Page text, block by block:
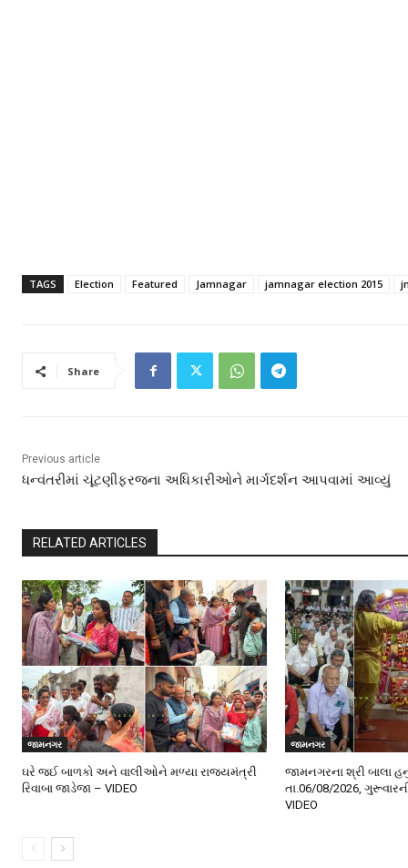
TAGS Election Featured Jamnagar jamnagar election 2015
Share
Previous article
ધન્વંતરીમાં ચૂંટણીફરજના અધિકારીઓને માર્ગદર્શન આપવામાં આવ્યું
RELATED ARTICLES
જામનગર
ઘરે જઈ બાળકો અને વાલીઓને મળ્યા રાજ્યમંત્રી
રિવાબા જાડેજા – VIDEO
જામનગર
જામનગરના શ્રી બાલા
તા.06/08/2026,
VIDEO